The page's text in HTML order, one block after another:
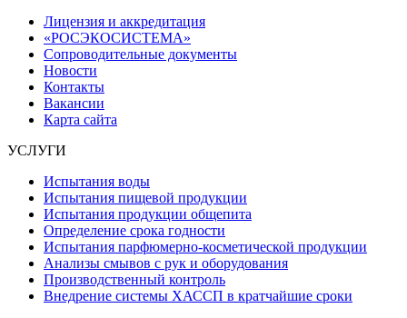
Лицензия и аккредитация
«РОСЭКОСИСТЕМА»
Сопроводительные документы
Новости
Контакты
Вакансии
Карта сайта
УСЛУГИ
Испытания воды
Испытания пищевой продукции
Испытания продукции общепита
Определение срока годности
Испытания парфюмерно-косметической продукции
Анализы смывов с рук и оборудования
Производственный контроль
Внедрение системы ХАССП в кратчайшие сроки